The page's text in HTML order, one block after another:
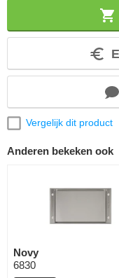
Vergelijk dit product
Anderen bekeken ook
Novy
6830